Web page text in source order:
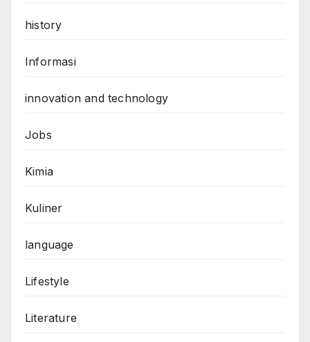
history
Informasi
innovation and technology
Jobs
Kimia
Kuliner
language
Lifestyle
Literature